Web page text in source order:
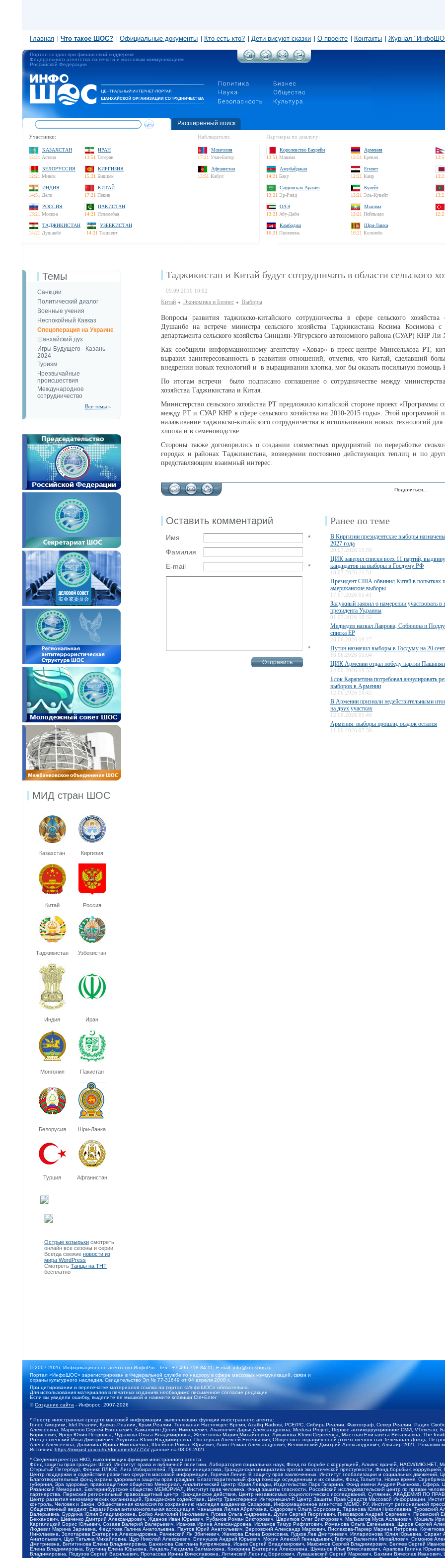
Главная Что такое ШОС? Официальные документы Кто есть кто? Дети рисуют сказки О проекте Контакты Журнал
Портал создан при финансовой поддержке
Федерального агентства по печати и массовым коммуникациям
Российской Федерации
Расширенный поиск
Участники:
КАЗАХСТАН
15:21 Астана
ИРАН
13:51 Тегеран
БЕЛОРУССИЯ
12:21 Минск
КИРГИЗИЯ
15:21 Бишкек
ИНДИЯ
14:51 Дели
КИТАЙ
17:21 Пекин
РОССИЯ
13:21 Москва
ПАКИСТАН
14:21 Исламабад
ТАДЖИКИСТАН
14:21 Душанбе
УЗБЕКИСТАН
14:21 Ташкент
Наблюдатели:
Монголия
17:21 Улан-Батор
Афганистан
13:51 Кабул
Партнеры по диалогу:
Королевство Бахрейн
13:51 Манама
Армения
13:51 Ереван
Азербайджан
14:21 Баку
Египет
12:21 Каир
Саудовская Аравия
13:21 Эр-Рияд
Кувейт
13:21 Эль-Кувейт
ОАЭ
13:21 Абу-Даби
Мьянма
13:21 Нейпьидо
Камбоджа
16:21 Пномпень
Шри-Ланка
16:21 Коломбо
Темы
Санкции
Политический диалог
Военные учения
Неспокойный Кавказ
Спецоперация на Украине
Шанхайский дух
Игры Будущего - Казань
2024
Туризм
Чрезвычайные
происшествия
Международное
сотрудничество
Все темы »
МИД стран ШОС
Казахстан Киргизия
Китай Россия
Таджикистан Узбекистан
Индия Иран
Монголия Пакистан
Белорусия Шри-Ланка
Турция Афганистан
Острые козырьки смотреть
онлайн все сезоны и серии.
Всегда свежие новости из
мира WordPress
Смотреть Танцы на ТНТ
бесплатно
Таджикистан и Китай будут сотрудничать в области сельского
09.09.2010 10:02
Китай Экономика и Бизнес Выборы
Вопросы развития таджикско-китайского сотрудничества в сфере сельского
Душанбе на встрече министра сельского хозяйства Таджикистана Косима Косимова с
департамента сельского хозяйства Синцзян-Уйгурского автономного района (СУАР) КНР
Как сообщили информационному агентству «Ховар» в пресс-центре Минсельхоза РТ,
выразил заинтересованность в развитии отношений, отметив, что Китай, сделавший
внедрении новых технологий и в выращивании хлопка, мог бы оказать посильную
По итогам встречи было подписано соглашение о сотрудничестве между
хозяйства Таджикистана и Китая.
Министерство сельского хозяйства РТ предложило китайской стороне проект «Программы
между РТ и СУАР КНР в сфере сельского хозяйства на 2010-2015 годы». Этой программой
налаживание таджикско-китайского сотрудничества в использовании новых технологий
хлопка и в семеноводстве.
Стороны также договорились о создании совместных предприятий по переработке
городах и районах Таджикистана, возведении постоянно действующих теплиц и по
представляющим взаимный интерес.
Поделиться…
Оставить комментарий
Имя
*
Фамилия
E-mail
*
*
Ранее по теме
В Киргизии президентские выборы
2027 года
29.07.2026 15:59
ЦИК заверил списки всех 11 партий,
кандидатов на выборы в Госдуму РФ
18.07.2026 11:51
Президент США обвинил Китай в попытках
американские выборы
17.07.2026 05:41
Залужный заявил о намерении участвовать в
президента Украины
01.07.2026 10:32
Медведев назвал Лаврова, Собянина и
списка ЕР
28.06.2026 19:27
Путин назначил выборы в Госдуму на 20
16.06.2026 11:04
ЦИК Армении отдал победу партии
14.06.2026 19:53
Блок Карапетяна потребовал аннулировать
выборов в Армении
12.06.2026 10:42
В Армении признали недействительными
на двух участках
12.06.2026 05:48
Армения: выборы прошли, осадок остался
11.06.2026 07:38
© 2007-2026, Информационное агентство ИнфоРос. Тел.: +7 495 718-84-11, E-mail:info@infoshos.ru
Портал «ИнфоШОС» зарегистрирован в Федеральной службе по надзору в сфере массовых коммуникаций, связи и
охраны культурного наследия. Свидетельство Эл № 77-31649 от 04 апреля 2008 г.
При цитировании и перепечатке материалов ссылка на портал «ИнфоШОС» обязательна.
Для использования материалов в печатных изданиях необходимо письменное согласие редакции
Если вы увидели ошибку, выделите ее мышкой и нажмите клавиши Ctrl+Enter
©Создание сайта - Инфорос, 2007-2026
* Реестр иностранных средств массовой информации, выполняющих функции иностранного агента:
Голос Америки, Idel.Реалии, Кавказ.Реалии, Крым.Реалии, Телеканал Настоящее Время, Azatliq Radiosi, PCE/PC, Сибирь.Реалии, Фактограф, Север.Реалии, Радио
Алексеевна, Маркелов Сергей Евгеньевич, Камалягин Денис Николаевич, Апахончич Дарья Александровна, Medusa Project, Первое антикоррупционное СМИ,
Борисович, Ярош Юлия Петровна, Чуракова Ольга Владимировна, Железнова Мария Михайловна, Лукьянова Юлия Сергеевна, Маетная Елизавета Витальевна, The
Рождественский Илья Дмитриевич, Апухтина Юлия Владимировна, Постернак Алексей Евгеньевич, Общество с ограниченной ответственностью Телеканал Дождь,
Алеся Алексеевна, Долинина Ирина Николаевна, Шлейнов Роман Юрьевич, Анин Роман Александрович, Великовский Дмитрий Александрович, Альтаир 2021, Ромашки
Источник: https://minjust.gov.ru/ru/documents/7755/ данные на 03.09.2021
* Сведения реестра НКО, выполняющих функции иностранного агента:
Фонд защиты прав граждан Штаб, Институт права и публичной политики, Лаборатория социальных наук, Фонд по борьбе с коррупцией, Альянс врачей,
Открытый Петербург, Феникс ПЛЮС, Лига Избирателей, Правовая инициатива, Гражданская инициатива против экологической преступности, Фонд борьбы с
Центр поддержки и содействия развитию средств массовой информации, Горячая Линия, В защиту прав заключенных, Институт глобализации и социальных
Благотворительный фонд охраны здоровья и защиты прав граждан, Благотворительный фонд помощи осужденным и их семьям, Фонд Тольятти, Новое время,
губерния, Эра здоровья, правозащитное общество Мемориал, Аналитический Центр Юрия Левады, Издательство Парк Гагарина, Фонд имени Андрея Рылькова,
Рязанский Мемориал, Екатеринбургское общество МЕМОРИАЛ, Институт прав человека, Фонд защиты гласности, Российский исследовательский центр по правам
партнерства, Пермский региональный правозащитный центр, Гражданское действие, Центр независимых социологических исследований, Сутяжник, АКАДЕМИЯ ПО
Центр развития некоммерческих организаций, Гражданское содействие, Центр Трансперенси Интернешнл-Р, Центр Защиты Прав Средств Массовой Информации,
контроль, Человек и Закон, Общественная комиссия по сохранению наследия академика Сахарова, Информационное агентство МЕМО. РУ, Институт региональной
Общественный вердикт, Евразийская антимонопольная ассоциация, Чанышева Лилия Айратовна, Сидорович Ольга Борисовна, Таранова Юлия Николаевна, Туровский
Валерьевна, Бурдина Юлия Владимировна, Бойко Анатолий Николаевич, Гусева Ольга Андреевна, Дугин Сергей Георгиевич, Пивоваров Андрей Сергеевич, Писемский
Бекханович, Шевченко Дмитрий Александрович, Жданов Иван Юрьевич, Рубанов Роман Викторович, Шарипков Олег Викторович, Мальсагов Муса Асланович, Мошель
Каргалицкий Борис Юльевич, Созаев Валерий Валерьевич, Исакова Ирина Александровна, Исламов Тимур Рифгатович, Романова Ольга Евгеньевна, Щаров Сергей
Людевиг Марина Зариевна, Федотова Галина Анатольевна, Паутов Юрий Анатольевич, Верховский Александр Маркович, Пислакова-Паркер Марина Петровна,
Николаевна, Золотарева Екатерина Александровна, Рачинский Ян Збигневич, Жемкова Елена Борисовна, Гудков Лев Дмитриевич, Илларионова Юлия Юрьевна,
Анатольевич, Щур Татьяна Михайловна, Щур Николай Алексеевич, Блинушов Андрей Юрьевич, Мосин Алексей Геннадьевич, Гефтер Валентин Михайлович, Симонов
Дмитриевна, Вититинова Елена Владимировна, Баженова Светлана Куприяновна, Исаев Сергей Владимирович, Максимов Сергей Владимирович, Беляев Сергей
Елена Владимировна, Буртина Елена Юрьевна, Гендель Людмила Залмановна, Кокорина Екатерина Алексеевна, Шуманов Илья Вячеславович, Арапова Галина
Владимировна, Подузов Сергей Васильевич, Протасова Ирина Вячеславовна, Литинский Леонид Борисович, Лукашевский Сергей Маркович, Бахмин Вячеслав